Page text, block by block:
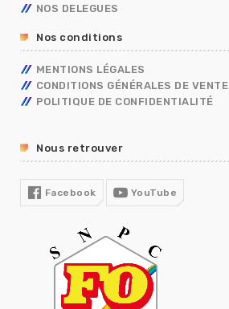
RÈGLEMENTS INTÉRIEURS
TÉLÉTRAVAIL
FORMATION
R13
NOS DELEGUES
Nos conditions
MENTIONS LÉGALES
CONDITIONS GÉNÉRALES DE VENTE
POLITIQUE DE CONFIDENTIALITÉ
Nous retrouver
Facebook YouTube